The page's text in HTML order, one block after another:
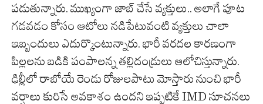
పడుతున్నారు. ముఖ్యంగా జాబ్ చేసే వ్యక్తులు.. అలాగే పూట
గడవడం కోసం ఆటోలు నడిపేటువంటి వ్యక్తులు చాలా
ఇబ్బందులు ఎదుర్కొంటున్నారు. భారీ వరదల కారణంగా
పిల్లలను బడికి పంపాలన్న తల్లిదండ్రులు ఆలోచిస్తున్నారు.
ఢిల్లీలో రాబోయే రెండు రోజులపాటు మోస్తారు నుంచి భారీ
వర్షాలు కురిసే అవకాశం ఉందని ఇప్పటికే IMD సూచనలు